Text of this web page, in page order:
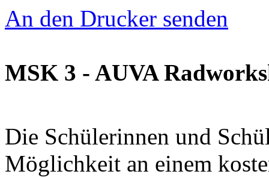
An den Drucker senden
MSK 3 - AUVA
Die Schülerinnen und
Möglichkeit an einem